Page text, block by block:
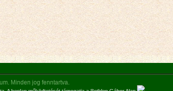
Minden jog fenntartva.